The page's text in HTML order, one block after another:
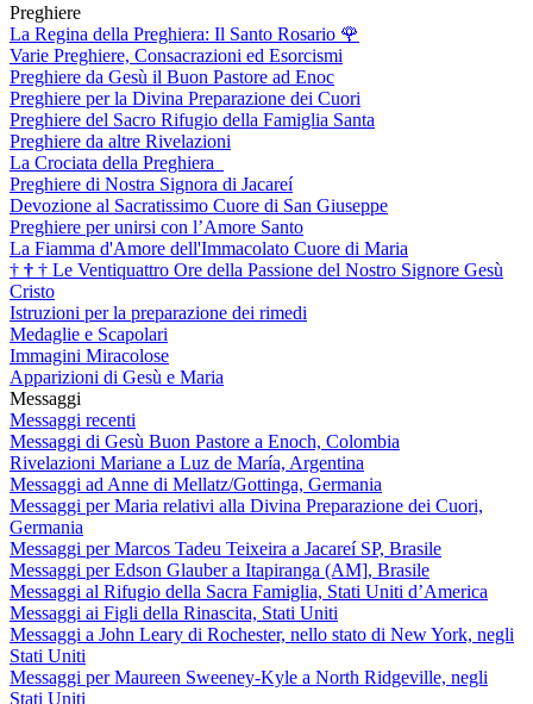
Preghiere
La Regina della Preghiera: Il Santo Rosario 🌹
Varie Preghiere, Consacrazioni ed Esorcismi
Preghiere da Gesù il Buon Pastore ad Enoc
Preghiere per la Divina Preparazione dei Cuori
Preghiere del Sacro Rifugio della Famiglia Santa
Preghiere da altre Rivelazioni
La Crociata della Preghiera
Preghiere di Nostra Signora di Jacareí
Devozione al Sacratissimo Cuore di San Giuseppe
Preghiere per unirsi con l’Amore Santo
La Fiamma d'Amore dell'Immacolato Cuore di Maria
† † † Le Ventiquattro Ore della Passione del Nostro Signore Gesù
Cristo
Istruzioni per la preparazione dei rimedi
Medaglie e Scapolari
Immagini Miracolose
Apparizioni di Gesù e Maria
Messaggi
Messaggi recenti
Messaggi di Gesù Buon Pastore a Enoch, Colombia
Rivelazioni Mariane a Luz de María, Argentina
Messaggi ad Anne di Mellatz/Gottinga, Germania
Messaggi per Maria relativi alla Divina Preparazione dei Cuori,
Germania
Messaggi per Marcos Tadeu Teixeira a Jacareí SP, Brasile
Messaggi per Edson Glauber a Itapiranga (AM], Brasile
Messaggi al Rifugio della Sacra Famiglia, Stati Uniti d’America
Messaggi ai Figli della Rinascita, Stati Uniti
Messaggi a John Leary di Rochester, nello stato di New York, negli
Stati Uniti
Messaggi per Maureen Sweeney-Kyle a North Ridgeville, negli
Stati Uniti